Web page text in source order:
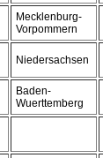
Mecklenburg-
Vorpommern
Niedersachsen
Baden-
Wuerttemberg